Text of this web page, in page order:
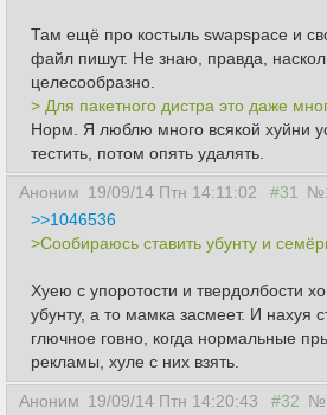
Там ещё про костыль swapspace и
файл пишут. Не знаю, правда,
целесообразно.
> Для пакетного дистра это даже
Норм. Я люблю много всякой хуйни
тестить, потом опять удалять.
Аноним 19/09/14 Птн 14:11:02 #31
>>1046536
>Сообираюсь ставить убунту и
Хуею с упоротости и твердолбости
убунту, а то мамка засмеет. И нахуя
глючное говно, когда нормальные
рекламы, хуле с них взять.
Аноним 19/09/14 Птн 14:20:43 #32